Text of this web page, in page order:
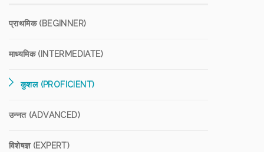
प्राथमिक (BEGINNER)
माध्यमिक (INTERMEDIATE)
कुशल (PROFICIENT)
उन्नत (ADVANCED)
विशेषज्ञ (EXPERT)